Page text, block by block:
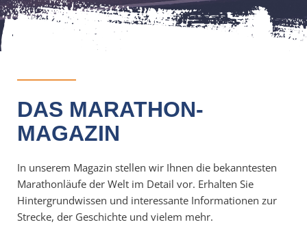
DAS MARATHON-
MAGAZIN
In unserem Magazin stellen wir Ihnen die bekanntesten
Marathonläufe der Welt im Detail vor. Erhalten Sie
Hintergrundwissen und interessante Informationen zur
Strecke, der Geschichte und vielem mehr.